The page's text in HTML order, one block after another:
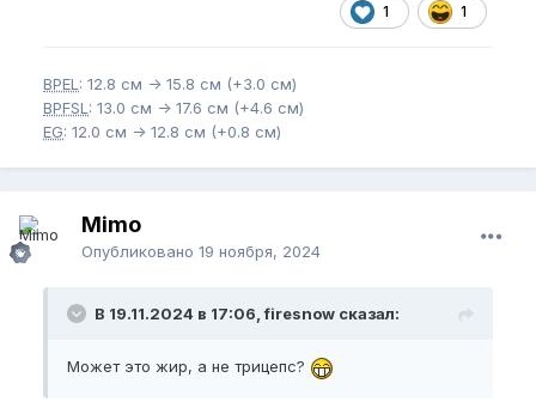
1 1
BPEL : 12.8 см -> 15.8 см (+3.0 см)
BPFSL : 13.0 см -> 17.6 см (+4.6 см)
EG: 12.0 см -> 12.8 см (+0.8 см)
Mimo
Опубликовано 19 ноября, 2024
В 19.11.2024 в 17:06, firesnow сказал:
Может это жир, а не трицепс?